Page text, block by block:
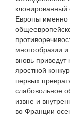
Европы именно
многообразии
вновь
яростной
первых
слабовольное
извне и
во Франции